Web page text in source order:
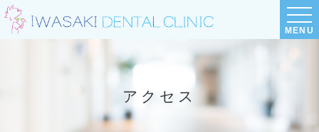
MENU
アクセス